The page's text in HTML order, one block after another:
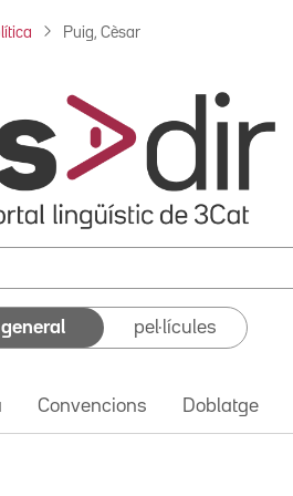
Puig, Cèsar
general pel·lícules
Convencions Doblatge